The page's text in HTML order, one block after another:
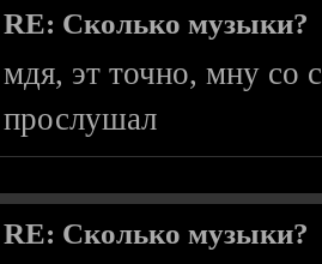
RE: Сколько музыки?
мдя, эт точно, мну со
прослушaл
RE: Сколько музыки?